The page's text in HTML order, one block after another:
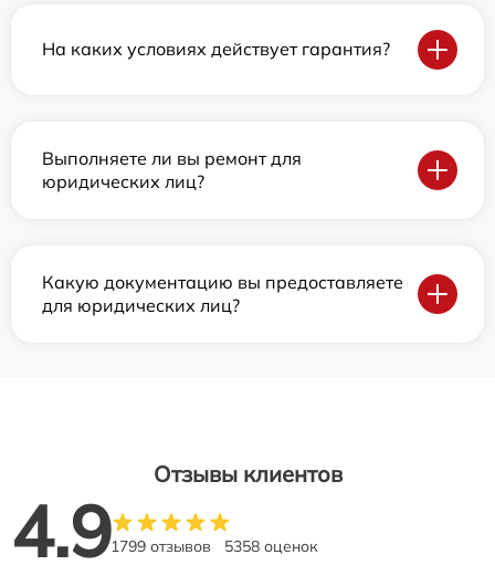
На каких условиях действует гарантия?
Выполняете ли вы ремонт для
юридических лиц?
Какую документацию вы предоставляете
для юридических лиц?
Отзывы клиентов
4.91799 отзывов 5358 оценок